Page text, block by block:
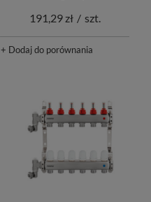
191,29 zł / szt.
+ Dodaj do porównania